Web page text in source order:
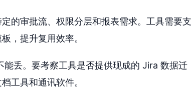
的审批流、权限分层和报表需求。工具需要支
，提升复用效率。
丢。要考察工具是否提供现成的 Jira 数据迁
工具和通讯软件。